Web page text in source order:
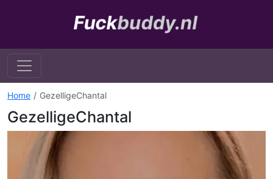
Home GezelligeChantal
GezelligeChantal